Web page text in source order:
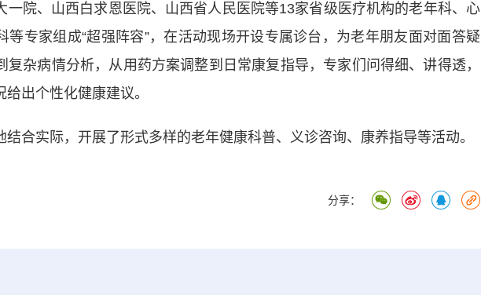
一院、山西白求恩医院、山西省人民医院等13家省级医疗机构的老年科、心
等专家组成“超强阵容”，在活动现场开设专属诊台，为老年朋友面对面答疑
复杂病情分析，从用药方案调整到日常康复指导，专家们问得细、讲得透，
出个性化健康建议。
实际，开展了形式多样的老年健康科普、义诊咨询、康养指导等活动。
分享：